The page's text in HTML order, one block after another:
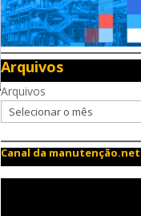
Arquivos
Arquivos
Canal da manutenção.net